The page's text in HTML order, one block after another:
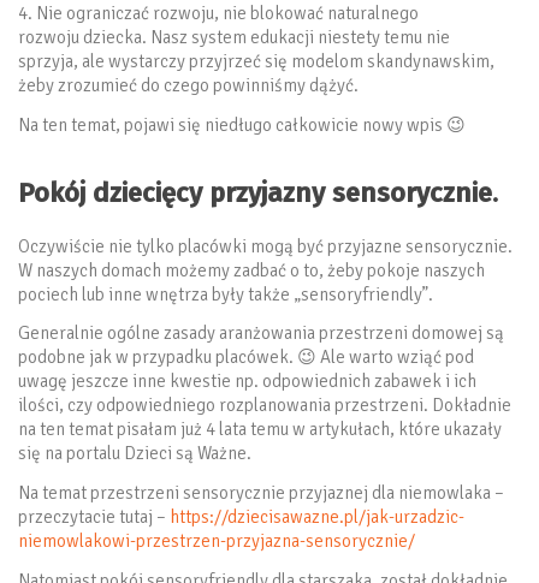
4. Nie ograniczać rozwoju, nie blokować naturalnego
rozwoju dziecka. Nasz system edukacji niestety temu nie
sprzyja, ale wystarczy przyjrzeć się modelom skandynawskim,
żeby zrozumieć do czego powinniśmy dążyć.
Na ten temat, pojawi się niedługo całkowicie nowy wpis 😉
Pokój dziecięcy przyjazny sensorycznie.
Oczywiście nie tylko placówki mogą być przyjazne sensorycznie.
W naszych domach możemy zadbać o to, żeby pokoje naszych
pociech lub inne wnętrza były także „sensoryfriendly”.
Generalnie ogólne zasady aranżowania przestrzeni domowej są
podobne jak w przypadku placówek. 😉 Ale warto wziąć pod
uwagę jeszcze inne kwestie np. odpowiednich zabawek i ich
ilości, czy odpowiedniego rozplanowania przestrzeni. Dokładnie
na ten temat pisałam już 4 lata temu w artykułach, które ukazały
się na portalu Dzieci są Ważne.
Na temat przestrzeni sensorycznie przyjaznej dla niemowlaka –
przeczytacie tutaj – https://dziecisawazne.pl/jak-urzadzic-
niemowlakowi-przestrzen-przyjazna-sensorycznie/